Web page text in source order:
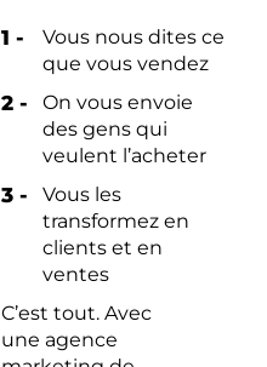
1 -
Vous nous dites ce
que vous vendez
2 -
On vous envoie
des gens qui
veulent l’acheter
3 -
Vous les
transformez en
clients et en
ventes
C’est tout. Avec
une agence